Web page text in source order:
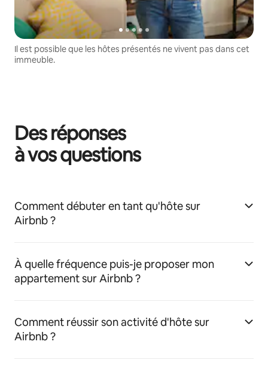
Il est possible que les hôtes présentés ne vivent pas dans cet
immeuble.
Des réponses
à vos questions
Comment débuter en tant qu'hôte sur
Airbnb ?
À quelle fréquence puis-je proposer mon
appartement sur Airbnb ?
Comment réussir son activité d'hôte sur
Airbnb ?